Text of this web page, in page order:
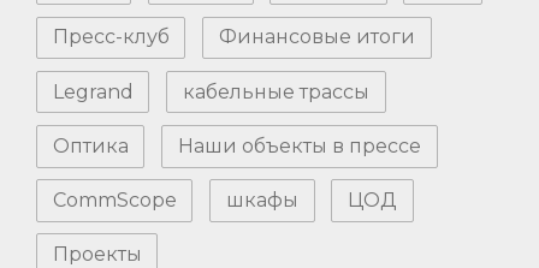
Пресс-клуб Финансовые итоги
Legrand кабельные трассы
Оптика Наши объекты в прессе
CommScope шкафы ЦОД
Проекты